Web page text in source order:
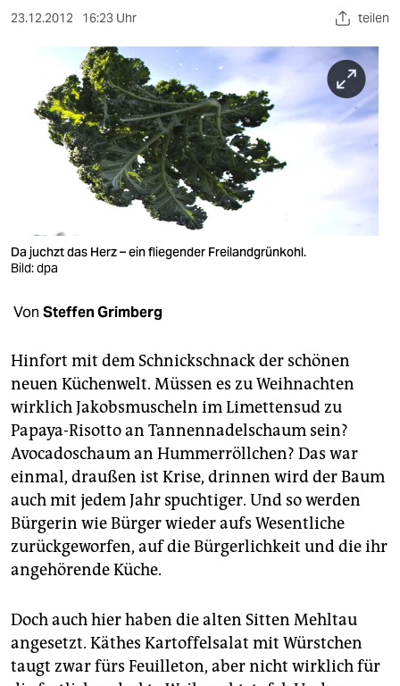
kultur
berlin
nord
wahrheit
verlag
shop
fragen & hilfe
unterstützen
abo
genossenschaft
epaper login
23.12.2012 16:23 Uhr teilen
Da juchzt das Herz – ein fliegender Freilandgrünkohl.
Bild: dpa
Von Steffen Grimberg
Hinfort mit dem Schnickschnack der schönen
neuen Küchenwelt. Müssen es zu Weihnachten
wirklich Jakobsmuscheln im Limettensud zu
Papaya-Risotto an Tannennadelschaum sein?
Avocadoschaum an Hummerröllchen? Das war
einmal, draußen ist Krise, drinnen wird der Baum
auch mit jedem Jahr spuchtiger. Und so werden
Bürgerin wie Bürger wieder aufs Wesentliche
zurückgeworfen, auf die Bürgerlichkeit und die ihr
angehörende Küche.
Doch auch hier haben die alten Sitten Mehltau
angesetzt. Käthes Kartoffelsalat mit Würstchen
taugt zwar fürs Feuilleton, aber nicht wirklich für